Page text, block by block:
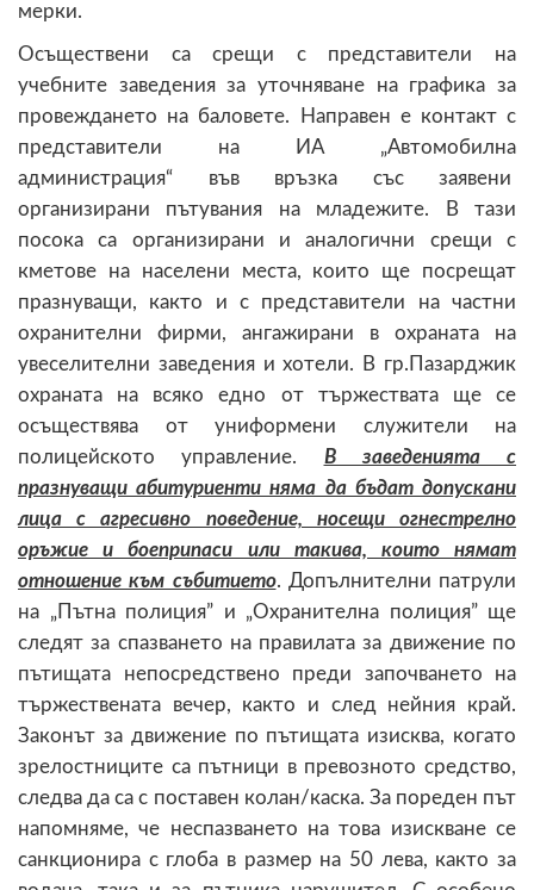
мерки.
Осъществени са срещи с представители на
учебните заведения за уточняване на графика за
провеждането на баловете. Направен е контакт с
представители на ИА „Автомобилна
администрация“ във връзка със заявени
организирани пътувания на младежите. В тази
посока са организирани и аналогични срещи с
кметове на населени места, които ще посрещат
празнуващи, както и с представители на частни
охранителни фирми, ангажирани в охраната на
увеселителни заведения и хотели. В гр.Пазарджик
охраната на всяко едно от тържествата ще се
осъществява от униформени служители на
полицейското управление. В заведенията с
празнуващи абитуриенти няма да бъдат допускани
лица с агресивно поведение, носещи огнестрелно
оръжие и боеприпаси или такива, които нямат
отношение към събитието. Допълнителни патрули
на „Пътна полиция” и „Охранителна полиция” ще
следят за спазването на правилата за движение по
пътищата непосредствено преди започването на
тържествената вечер, както и след нейния край.
Законът за движение по пътищата изисква, когато
зрелостниците са пътници в превозното средство,
следва да са с поставен колан/каска. За пореден път
напомняме, че неспазването на това изискване се
санкционира с глоба в размер на 50 лева, както за